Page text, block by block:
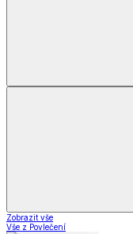
Zobrazit vše
Vše z Povlečení